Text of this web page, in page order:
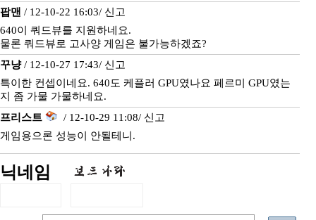
팝맨 / 12-10-22 16:03/ 신고
640이 쿼드뷰를 지원하네요.
물론 쿼드뷰로 고사양 게임은 불가능하겠죠?
꾸냥/ 12-10-27 17:43/ 신고
특이한 컨셉이네요. 640도 케플러 GPU였나요 페르미 GPU였는
지 좀 가물 가물하네요.
프리스트
/ 12-10-29 11:08/ 신고
게임용으론 성능이 안될테니.
닉네임